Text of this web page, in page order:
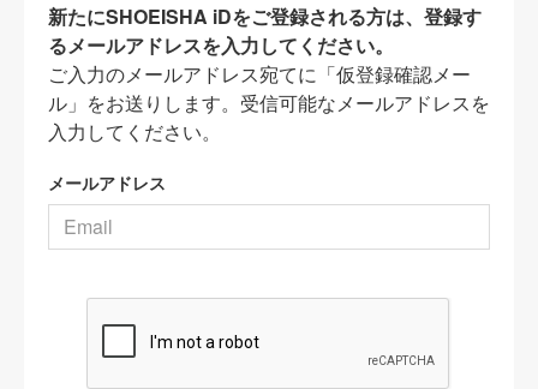
新たにSHOEISHA iDをご登録される方は、登録す
るメールアドレスを入力してください。
ご入力のメールアドレス宛てに「仮登録確認メー
ル」をお送りします。受信可能なメールアドレスを
入力してください。
メールアドレス